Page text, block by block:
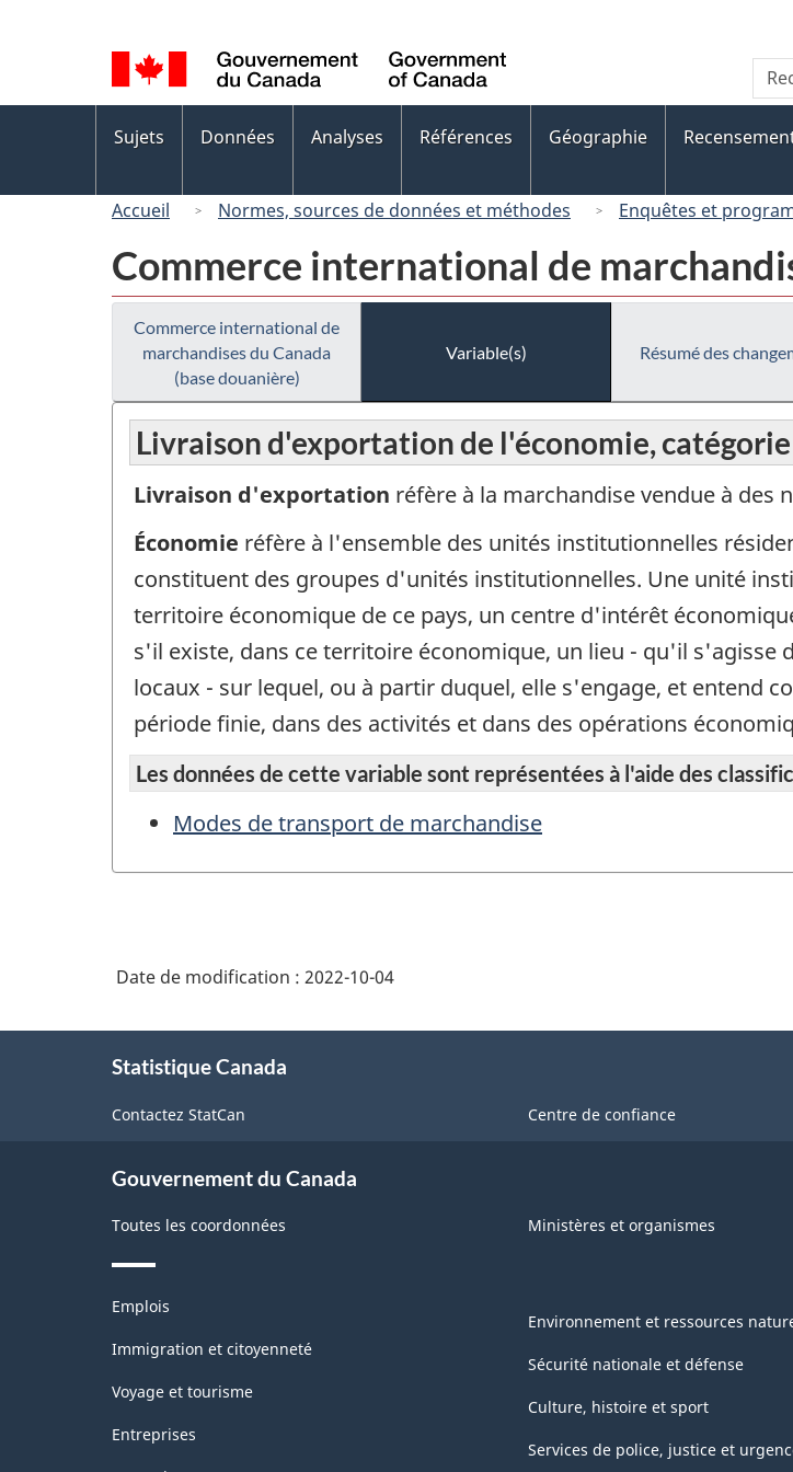
au
« À
de
de
la
langue
Canada
Sujets Données Analyses Références Géographie
Accueil Normes, sources de données et méthodes Enquêtes et
Commerce international de
Commerce international de
marchandises du Canada
(base douanière)
Variable(s) Résumé des
Livraison d'exportation de l'économie, catégorie
Livraison d'exportation réfère à la marchandise vendue à des
Économie réfère à l'ensemble des unités institutionnelles
constituent des groupes d'unités institutionnelles. Une unité
territoire économique de ce pays, un centre d'intérêt
s'il existe, dans ce territoire économique, un lieu - qu'il
locaux - sur lequel, ou à partir duquel, elle s'engage, et entend
période finie, dans des activités et dans des opérations
Les données de cette variable sont représentées à l'aide des
Modes de transport de marchandise
Date de modification : 2022-10-04
Statistique Canada
Contactez StatCan Centre de confiance
Gouvernement du Canada
Toutes les coordonnées Ministères et organismes
Thèmes
sujets
Emplois
Immigration et citoyenneté
Voyage et tourisme
Entreprises
Environnement et ressources
Sécurité nationale et défense
Culture, histoire et sport
Services de police, justice et